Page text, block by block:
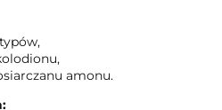
amonu.